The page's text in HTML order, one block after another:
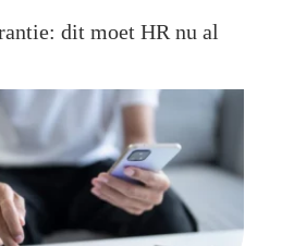
dit moet HR nu al